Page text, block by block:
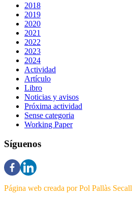
2018
2019
2020
2021
2022
2023
2024
Actividad
Artículo
Libro
Noticias y avisos
Próxima actividad
Sense categoria
Working Paper
Síguenos
Página web creada por Pol Pallàs Secall